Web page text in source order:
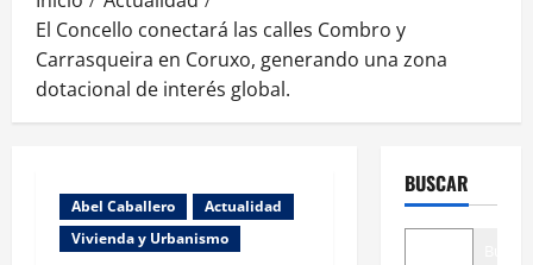
El Concello conectará las calles Combro y
Carrasqueira en Coruxo, generando una zona
dotacional de interés global.
Abel Caballero
Actualidad
Vivienda y Urbanismo
BUSCAR